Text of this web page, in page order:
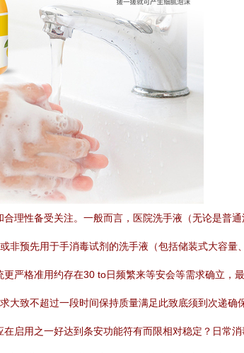
理性备受关注。一般而言，医院洗手液（无论是普
预先用于手消毒试剂的洗手液（包括储装式大容
严格准用约存在30 to日频繁来等安会等需求确立，
致不超过一段时间保持质量满足此致底须到次递
启用之一好达到条安功能符有而限相对稳定？日常